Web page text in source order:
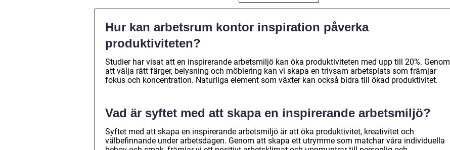
Hur kan arbetsrum kontor inspiration påverka
produktiviteten?
Studier har visat att en inspirerande arbetsmiljö kan öka produktiviteten med upp till 20%. Genom
att välja rätt färger, belysning och möblering kan vi skapa en trivsam arbetsplats som främjar
fokus och koncentration. Naturliga element som växter kan också bidra till ökad produktivitet.
Vad är syftet med att skapa en inspirerande arbetsmiljö?
Syftet med att skapa en inspirerande arbetsmiljö är att öka produktivitet, kreativitet och
välbefinnande under arbetsdagen. Genom att skapa ett utrymme som matchar våra individuella